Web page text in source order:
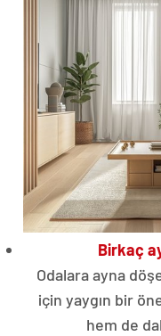
Birkaç
Odalara ayna
için yaygın bir
hem de